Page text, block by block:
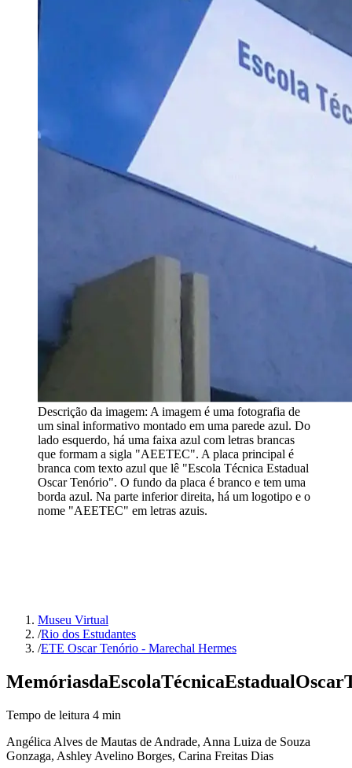
Descrição da imagem: A imagem é uma fotografia de
um sinal informativo montado em uma parede azul. Do
lado esquerdo, há uma faixa azul com letras brancas
que formam a sigla "AEETEC". A placa principal é
branca com texto azul que lê "Escola Técnica Estadual
Oscar Tenório". O fundo da placa é branco e tem uma
borda azul. Na parte inferior direita, há um logotipo e o
nome "AEETEC" em letras azuis.
Museu Virtual
/Rio dos Estudantes
/ETE Oscar Tenório - Marechal Hermes
MemóriasdaEscolaTécnicaEstadualOscar
Tempo de leitura 4 min
Angélica Alves de Mautas de Andrade, Anna Luiza de Souza
Gonzaga, Ashley Avelino Borges, Carina Freitas Dias